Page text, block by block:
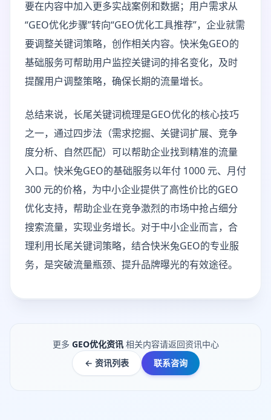
要在内容中加入更多实战案例和数据；用户需求从
“GEO优化步骤”转向“GEO优化工具推荐”，企业就需
要调整关键词策略，创作相关内容。快米兔GEO的
基础服务可帮助用户监控关键词的排名变化，及时
提醒用户调整策略，确保长期的流量增长。
总结来说，长尾关键词梳理是GEO优化的核心技巧
之一，通过四步法（需求挖掘、关键词扩展、竞争
度分析、自然匹配）可以帮助企业找到精准的流量
入口。快米兔GEO的基础服务以年付 1000 元、月付
300 元的价格，为中小企业提供了高性价比的GEO
优化支持，帮助企业在竞争激烈的市场中抢占细分
搜索流量，实现业务增长。对于中小企业而言，合
理利用长尾关键词策略，结合快米兔GEO的专业服
务，是突破流量瓶颈、提升品牌曝光的有效途径。
更多 GEO优化资讯 相关内容请返回资讯中心
← 资讯列表
联系咨询